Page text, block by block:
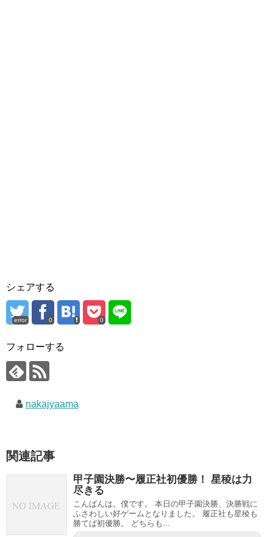
シェアする
error 0 0
フォローする
nakajyaama
関連記事
甲子園決勝〜履正社初優勝！ 星稜は力
尽きる
こんばんは。僕です。 本日の甲子園決勝、決勝戦に
ふさわしい好ゲームとなりました。 履正社も星稜も
勝てば初優勝。 どちらも...